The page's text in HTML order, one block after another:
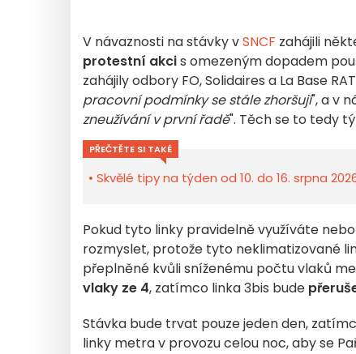
V návaznosti na stávky vSNCF zahájili
protestní akcis omezeným dopadem
zahájily odbory FO, Solidaires a La Base
pracovní podmínky se stále zhoršují", a v
zneužívání v první řadě". Těch se to tedy
PŘEČTĚTE SI TAKÉ
Skvělé tipy na týden od 10. do 16. srpna
Pokud tyto linky pravidelně využíváte
rozmyslet, protože tyto neklimatizované
přeplněné kvůli sníženému počtu vlaků
vlaky ze 4, zatímco linka 3bis bude
Stávka bude trvat pouze jeden den,
linky metra v provozu celou noc, aby se